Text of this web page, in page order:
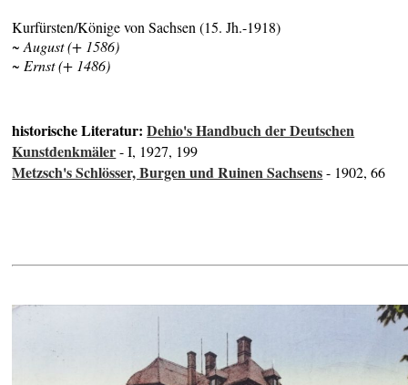
Kurfürsten/Könige von Sachsen (15. Jh.-1918)
~ August (+ 1586)
~ Ernst (+ 1486)
historische Literatur:Dehio's Handbuch der Deutschen
Kunstdenkmäler- I, 1927, 199
Metzsch's Schlösser, Burgen und Ruinen Sachsens- 1902, 66